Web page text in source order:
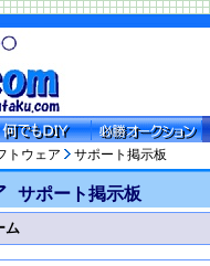
トウェア サポート掲示板
サポート掲示板
ム